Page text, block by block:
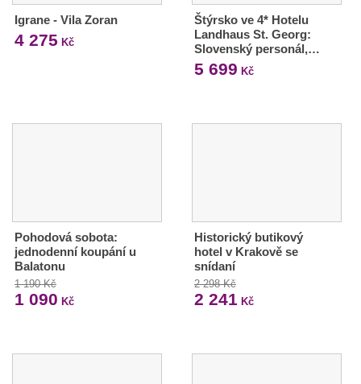
Igrane - Vila Zoran
4 275 Kč
Štýrsko ve 4* Hotelu
Landhaus St. Georg:
Slovenský personál,…
5 699 Kč
Pohodová sobota:
jednodenní koupání u
Balatonu
1 190 Kč
1 090 Kč
Historický butikový
hotel v Krakově se
snídaní
2 298 Kč
2 241 Kč